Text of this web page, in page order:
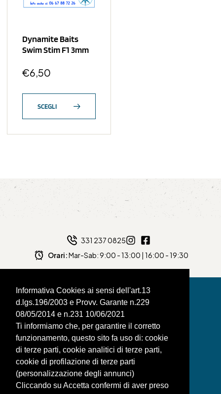
Informativa Cookies ai sensi dell'art.13
d.lgs.196/2003 e Provv. Garante n.229
08/05/2014 e n.231 10/06/2021
Ti informiamo che, per garantire il corretto
funzionamento, questo sito fa uso di: cookie
di terze parti, cookie analitici di terze parti,
cookie di profilazione di terze parti
(personalizzazione degli annunci)
Cliccando su Accetta confermi di aver preso
Dynamite Baits
Swim Stim F1 3mm
€6,50
SCEGLI
331 237 0825
Orari:Mar-Sab: 9:00 - 13:00 | 16:00 - 19:30
BAGNAFILO SRLS
PAGINE
SHOP
LEGAL